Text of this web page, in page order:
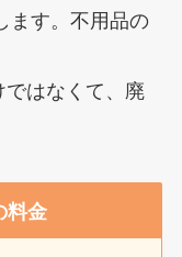
ます。不用品の
はなくて、廃
料金